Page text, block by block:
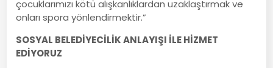
çocuklarımızı kötü alışkanlıklardan uzaklaştırmak ve
onları spora yönlendirmektir.”
SOSYAL BELEDİYECİLİK ANLAYIŞI İLE HİZMET
EDİYORUZ